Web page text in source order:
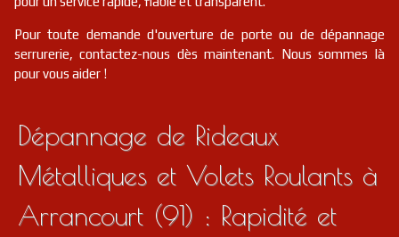
Pour toute demande d'ouverture de porte ou de dépannage
serrurerie, contactez-nous dès maintenant. Nous sommes là
pour vous aider !
Dépannage de Rideaux
Métalliques et Volets Roulants à
Arrancourt (91) : Rapidité et